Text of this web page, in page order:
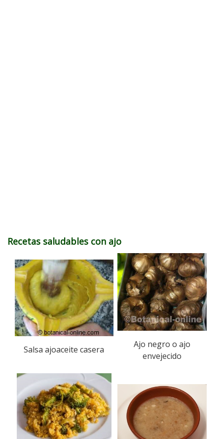
Recetas saludables con ajo
Salsa ajoaceite casera
Ajo negro o ajo
envejecido